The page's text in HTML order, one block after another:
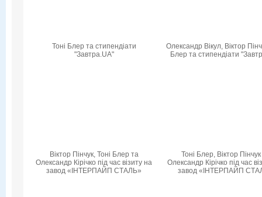
Тоні Блер та стипендіати
"Завтра.UA"
Олександр Вікул, Віктор
Блер та стипендіати
Віктор Пінчук, Тоні Блер та
Олександр Кірічко під час візиту на
завод «ІНТЕРПАЙП СТАЛЬ»
Тоні Блер, Віктор
Олександр Кірічко під час
завод «ІНТЕРПАЙП